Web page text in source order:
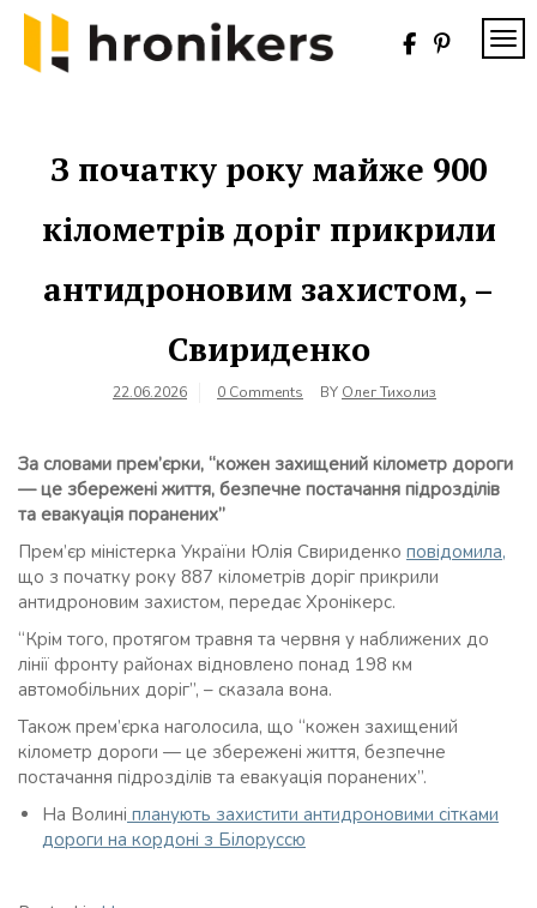
Skip
content
З початку року майже 900
кілометрів доріг прикрили
антидроновим захистом, –
Свириденко
22.06.2026 0 Comments BY Олег Тихолиз
За словами прем’єрки, “кожен захищений кілометр дороги
— це збережені життя, безпечне постачання підрозділів
та евакуація поранених”
Прем’єр міністерка України Юлія Свириденко повідомила,
що з початку року 887 кілометрів доріг прикрили
антидроновим захистом, передає Хронікерс.
“Крім того, протягом травня та червня у наближених до
лінії фронту районах відновлено понад 198 км
автомобільних доріг”, – сказала вона.
Також прем’єрка наголосила, що “кожен захищений
кілометр дороги — це збережені життя, безпечне
постачання підрозділів та евакуація поранених”.
На Волині планують захистити антидроновими сітками
дороги на кордоні з Білоруссю